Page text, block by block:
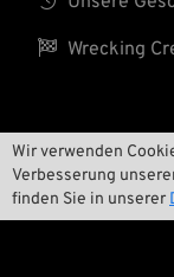
Wir verwenden
Verbesserung
finden Sie in unserer
 Wrecking
Pan-O-Rama
 Product